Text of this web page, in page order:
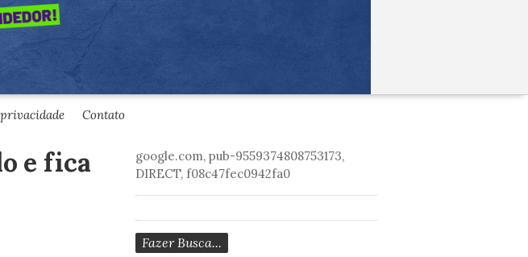
Contato
e fica
google.com, pub-9559374808753173,
DIRECT, f08c47fec0942fa0
Fazer Busca...